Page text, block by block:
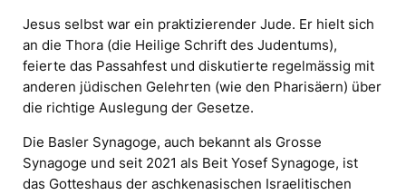
Jesus selbst war ein praktizierender Jude. Er hielt sich
an die Thora (die Heilige Schrift des Judentums),
feierte das Passahfest und diskutierte regelmässig mit
anderen jüdischen Gelehrten (wie den Pharisäern) über
die richtige Auslegung der Gesetze.
Die Basler Synagoge, auch bekannt als Grosse
Synagoge und seit 2021 als Beit Yosef Synagoge, ist
das Gotteshaus der aschkenasischen Israelitischen